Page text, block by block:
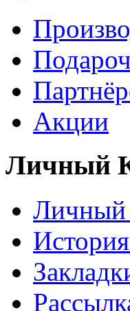
Акции
Личный
Личный